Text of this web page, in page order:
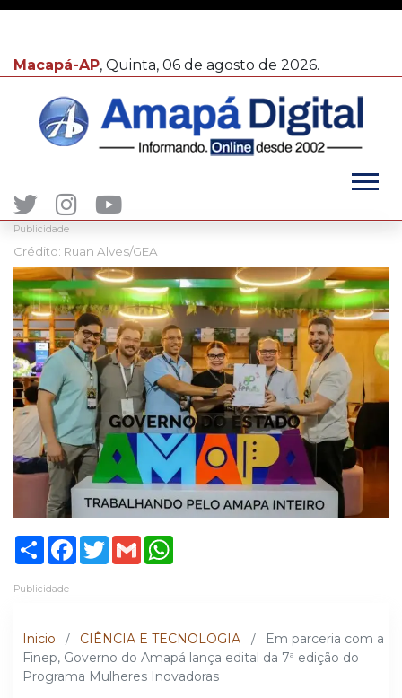
Macapá-AP, Quinta, 06 de agosto de 2026.
Publicidade
Crédito: Ruan Alves/GEA
ShareFacebook
TwitterGmail
Publicidade
Inicio / CIÊNCIA E TECNOLOGIA /
Em parceria com a
Finep, Governo do Amapá lança edital da 7ª edição do
Programa Mulheres Inovadoras